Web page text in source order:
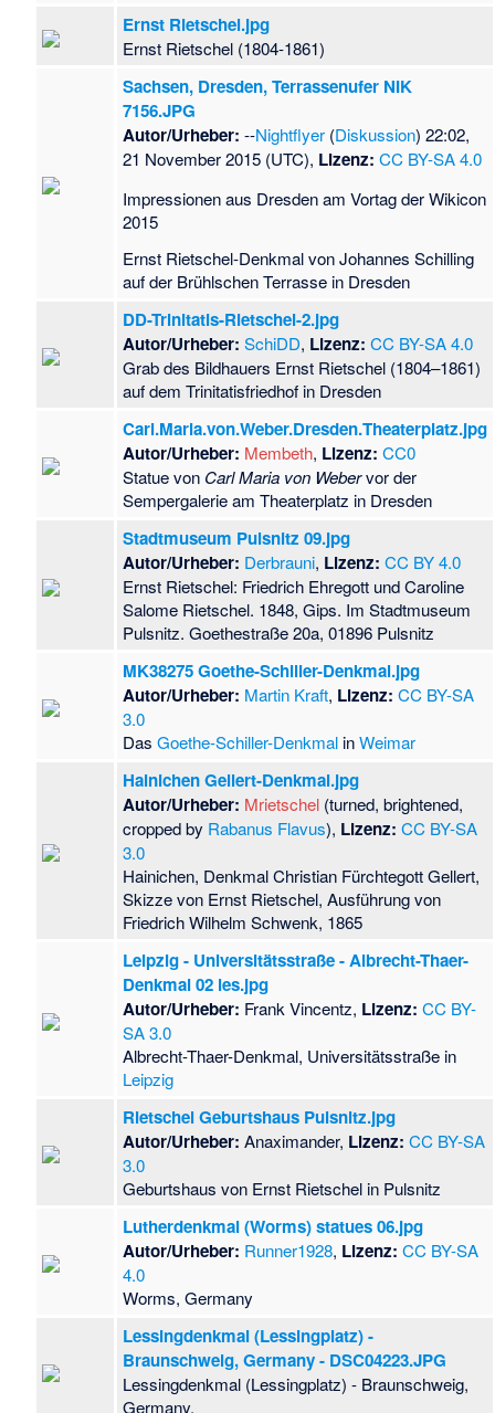
Ernst Rietschel.jpg
Ernst Rietschel (1804-1861)
Sachsen, Dresden, Terrassenufer NIK
7156.JPG
Autor/Urheber: --Nightflyer (Diskussion) 22:02,
21 November 2015 (UTC), Lizenz: CC BY-SA 4.0
Impressionen aus Dresden am Vortag der Wikicon
2015
Ernst Rietschel-Denkmal von Johannes Schilling
auf der Brühlschen Terrasse in Dresden
DD-Trinitatis-Rietschel-2.jpg
Autor/Urheber: SchiDD, Lizenz: CC BY-SA 4.0
Grab des Bildhauers Ernst Rietschel (1804–1861)
auf dem Trinitatisfriedhof in Dresden
Carl.Maria.von.Weber.Dresden.Theaterplatz.jpg
Autor/Urheber: Membeth, Lizenz: CC0
Statue von Carl Maria von Webervor der
Sempergalerie am Theaterplatz in Dresden
Stadtmuseum Pulsnitz 09.jpg
Autor/Urheber: Derbrauni, Lizenz: CC BY 4.0
Ernst Rietschel: Friedrich Ehregott und Caroline
Salome Rietschel. 1848, Gips. Im Stadtmuseum
Pulsnitz. Goethestraße 20a, 01896 Pulsnitz
MK38275 Goethe-Schiller-Denkmal.jpg
Autor/Urheber: Martin Kraft, Lizenz: CC BY-SA
3.0
DasGoethe-Schiller-Denkmal inWeimar
Hainichen Gellert-Denkmal.jpg
Autor/Urheber: Mrietschel (turned, brightened,
cropped by Rabanus Flavus), Lizenz: CC BY-SA
3.0
Hainichen, Denkmal Christian Fürchtegott Gellert,
Skizze von Ernst Rietschel, Ausführung von
Friedrich Wilhelm Schwenk, 1865
Leipzig - Universitätsstraße - Albrecht-Thaer-
Denkmal 02 ies.jpg
Autor/Urheber: Frank Vincentz, Lizenz: CC BY-
SA 3.0
Albrecht-Thaer-Denkmal, Universitätsstraße in
Leipzig
Rietschel Geburtshaus Pulsnitz.jpg
Autor/Urheber: Anaximander, Lizenz: CC BY-SA
3.0
Geburtshaus von Ernst Rietschel in Pulsnitz
Lutherdenkmal (Worms) statues 06.jpg
Autor/Urheber: Runner1928, Lizenz: CC BY-SA
4.0
Worms, Germany
Lessingdenkmal (Lessingplatz) -
Braunschweig, Germany - DSC04223.JPG
Lessingdenkmal (Lessingplatz) - Braunschweig,
Germany.